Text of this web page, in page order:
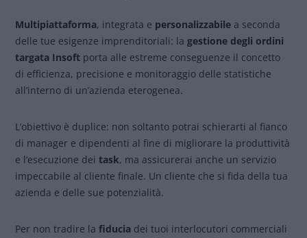
Multipiattaforma, integrata e personalizzabile a seconda
delle tue esigenze imprenditoriali: la gestione degli ordini
targata Insoft porta alle estreme conseguenze il concetto
di efficienza, precisione e monitoraggio delle statistiche
all’interno di un’azienda eterogenea.
L’obiettivo è duplice: non soltanto potrai schierarti al fianco
di manager e dipendenti al fine di migliorare la produttività
e l’esecuzione deitask, ma assicurerai anche un servizio
impeccabile al cliente finale. Un cliente che si fida della tua
azienda e delle sue potenzialità.
Per non tradire lafiducia dei tuoi interlocutori commerciali